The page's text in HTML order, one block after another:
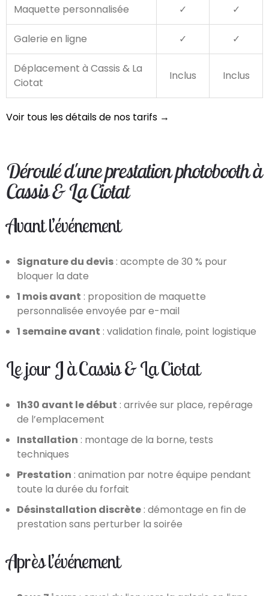
Maquette personnalisée ✓ ✓
Galerie en ligne ✓ ✓
Déplacement à Cassis & La
Ciotat
Inclus Inclus
Voir tous les détails de nos tarifs →
Déroulé d'une prestation photobooth à
Cassis & La Ciotat
Avant l’événement
Signature du devis : acompte de 30 % pour
bloquer la date
1 mois avant : proposition de maquette
personnalisée envoyée par e-mail
1 semaine avant : validation finale, point logistique
Le jour J à Cassis & La Ciotat
1h30 avant le début : arrivée sur place, repérage
de l’emplacement
Installation : montage de la borne, tests
techniques
Prestation : animation par notre équipe pendant
toute la durée du forfait
Désinstallation discrète : démontage en fin de
prestation sans perturber la soirée
Après l’événement